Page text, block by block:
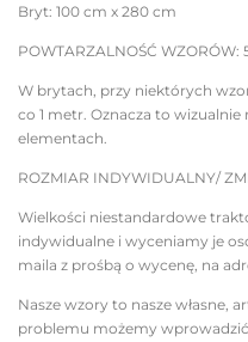
Bryt: 100 cm x 280 cm
POWTARZALNOŚĆ WZORÓW:
W brytach, przy niektórych
co 1 metr. Oznacza to wizualnie
elementach.
ROZMIAR INDYWIDUALNY/
Wielkości niestandardowe
indywidualne i wyceniamy je
maila z prośbą o wycenę, na
Nasze wzory to nasze własne,
problemu możemy